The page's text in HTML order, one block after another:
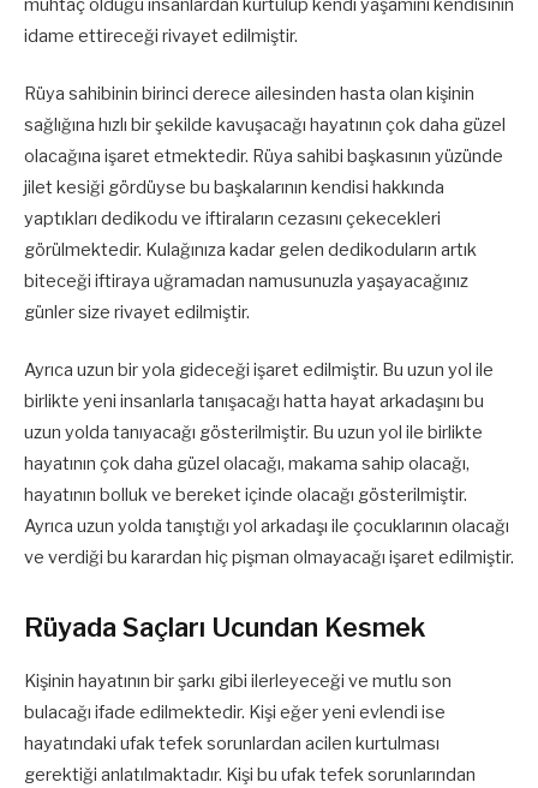
muhtaç olduğu insanlardan kurtulup kendi yaşamını kendisinin
idame ettireceği rivayet edilmiştir.
Rüya sahibinin birinci derece ailesinden hasta olan kişinin
sağlığına hızlı bir şekilde kavuşacağı hayatının çok daha güzel
olacağına işaret etmektedir. Rüya sahibi başkasının yüzünde
jilet kesiği gördüyse bu başkalarının kendisi hakkında
yaptıkları dedikodu ve iftiraların cezasını çekecekleri
görülmektedir. Kulağınıza kadar gelen dedikoduların artık
biteceği iftiraya uğramadan namusunuzla yaşayacağınız
günler size rivayet edilmiştir.
Ayrıca uzun bir yola gideceği işaret edilmiştir. Bu uzun yol ile
birlikte yeni insanlarla tanışacağı hatta hayat arkadaşını bu
uzun yolda tanıyacağı gösterilmiştir. Bu uzun yol ile birlikte
hayatının çok daha güzel olacağı, makama sahip olacağı,
hayatının bolluk ve bereket içinde olacağı gösterilmiştir.
Ayrıca uzun yolda tanıştığı yol arkadaşı ile çocuklarının olacağı
ve verdiği bu karardan hiç pişman olmayacağı işaret edilmiştir.
Rüyada Saçları Ucundan Kesmek
Kişinin hayatının bir şarkı gibi ilerleyeceği ve mutlu son
bulacağı ifade edilmektedir. Kişi eğer yeni evlendi ise
hayatındaki ufak tefek sorunlardan acilen kurtulması
gerektiği anlatılmaktadır. Kişi bu ufak tefek sorunlarından